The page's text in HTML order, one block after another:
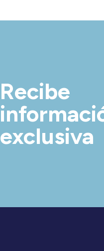
Recibe
exclusiva